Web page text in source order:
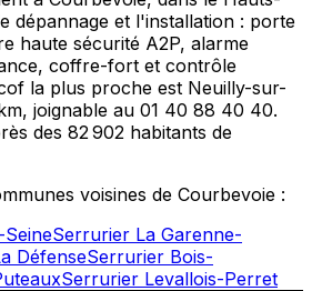
dépannage et l'installation : porte
haute sécurité A2P, alarme
coffre-fort et contrôle
la plus proche est Neuilly-sur-
joignable au 01 40 88 40 40.
des 82 902 habitants de
voisines de Courbevoie :
Serrurier La Garenne-
DéfenseSerrurier Bois-
Serrurier Levallois-Perret